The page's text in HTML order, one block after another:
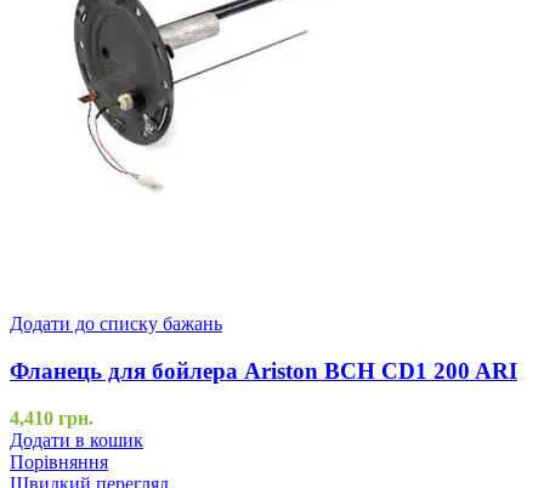
Додати до списку бажань
Фланець для бойлера Ariston BCH CD1 200 ARI
4,410 грн.
Додати в кошик
Порівняння
Швидкий перегляд